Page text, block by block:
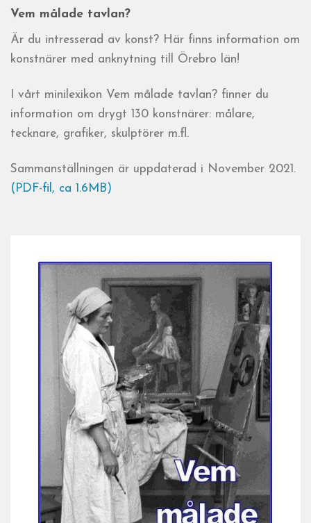
Vem målade tavlan?
Är du intresserad av konst? Här finns information om
konstnärer med anknytning till Örebro län!
I vårt minilexikon Vem målade tavlan? finner du
information om drygt 130 konstnärer: målare,
tecknare, grafiker, skulptörer m.fl.
Sammanställningen är uppdaterad i November 2021.
(PDF-fil, ca 1.6MB)